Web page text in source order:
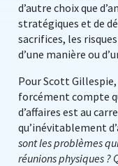
d’autre choix que
stratégiques et de
sacrifices, les
d’une manière ou
Pour Scott
forcément compte
d’affaires est au
qu’inévitablement
sont les problèmes
réunions physiques ?